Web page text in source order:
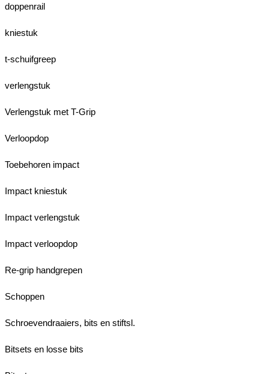
doppenrail
kniestuk
t-schuifgreep
verlengstuk
Verlengstuk met T-Grip
Verloopdop
Toebehoren impact
Impact kniestuk
Impact verlengstuk
Impact verloopdop
Re-grip handgrepen
Schoppen
Schroevendraaiers, bits en stiftsl.
Bitsets en losse bits